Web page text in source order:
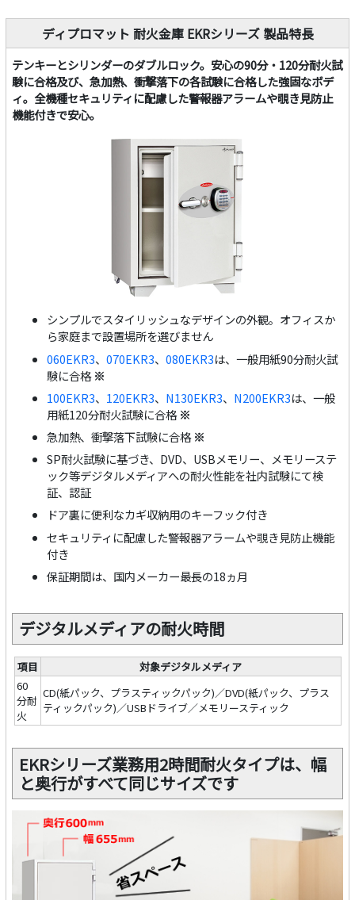
ディプロマット 耐火金庫 EKRシリーズ 製品特長
テンキーとシリンダーのダブルロック。安心の90分・120分耐火試
験に合格及び、急加熱、衝撃落下の各試験に合格した強固なボデ
ィ。全機種セキュリティに配慮した警報器アラームや覗き見防止
機能付きで安心。
シンプルでスタイリッシュなデザインの外観。オフィスか
ら家庭まで設置場所を選びません
060EKR3、 070EKR3、 080EKR3は、一般用紙90分耐火試
験に合格※
100EKR3、 120EKR3、 N130EKR3、 N200EKR3は、一般
用紙120分耐火試験に合格※
急加熱、衝撃落下試験に合格※
SP耐火試験に基づき、DVD、USBメモリー、メモリーステ
ック等デジタルメディアへの耐火性能を社内試験にて検
証、認証
ドア裏に便利なカギ収納用のキーフック付き
セキュリティに配慮した警報器アラームや覗き見防止機能
付き
保証期間は、国内メーカー最長の18ヵ月
デジタルメディアの耐火時間
項目
対象デジタルメディア
60
分耐
火
CD(紙パック、プラスティックパック)／DVD(紙パック、プラス
ティックパック)／USBドライブ／メモリースティック
EKRシリーズ業務用2時間耐火タイプは、幅
と奥行がすべて同じサイズです